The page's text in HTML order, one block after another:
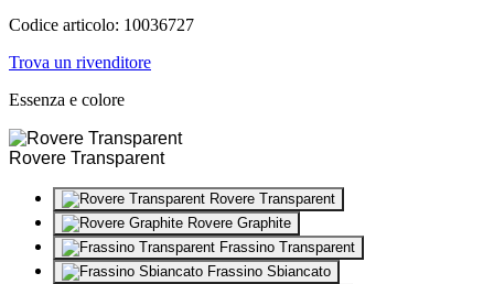
Codice articolo: 10036727
Trova un rivenditore
Essenza e colore
Rovere Transparent
Rovere Transparent
Rovere Graphite
Frassino Transparent
Frassino Sbiancato